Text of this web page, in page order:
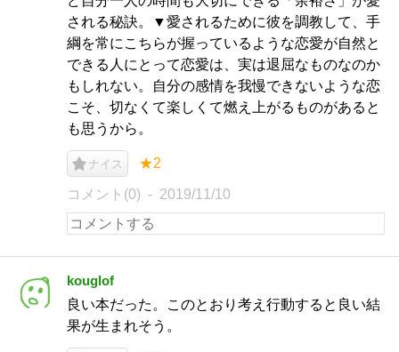
される秘訣。▼愛されるために彼を調教して、手
綱を常にこちらが握っているような恋愛が自然と
できる人にとって恋愛は、実は退屈なものなのか
もしれない。自分の感情を我慢できないような恋
こそ、切なくて楽しくて燃え上がるものがあると
も思うから。
ナイス ★2
コメント(0) 2019/11/10
kouglof
良い本だった。このとおり考え行動すると良い結
果が生まれそう。